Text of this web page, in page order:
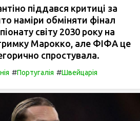
піддався критиці за
наміри обміняти фінал
світу 2030 року на
Марокко, але ФІФА це
спростувала.
#Португалія #Швейцарія